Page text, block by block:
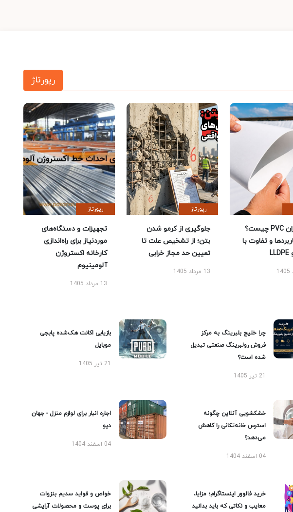
رپورتاژ
ژئوممبران PVC چیست؟
و تفاوت با
رپورتاژ
جلوگیری از کرمو شدن
بتن؛ از تشخیص علت تا
تعیین حد مجاز خرابی
13 مرداد 1405
رپورتاژ
تجهیزات و دستگاه‌های
موردنیاز برای راه‌اندازی
کارخانه اکستروژن
آلومینیوم
13 مرداد 1405
چرا خلیج بلبرینگ به مرکز
فروش رولبرینگ صنعتی تبدیل
شده است؟
21 تیر 1405
بازیابی اکانت هک‌شده پابجی
موبایل
21 تیر 1405
خشکشویی آنلاین چگونه
استرس خانه‌تکانی را کاهش
می‌دهد؟
04 اسفند 1404
اجاره انبار برای لوازم منزل - جهان
دپو
04 اسفند 1404
خرید فالوور اینستاگرام؛ مزایا،
معایب و نکاتی که باید بدانید
خواص و فواید سدیم بنزوات
برای پوست و محصولات آرایشی